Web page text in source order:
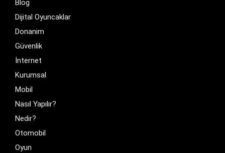
Blog
Dijital Oyuncaklar
Donanim
Güvenlik
İnternet
Kurumsal
Mobil
Nasıl Yapılır?
Nedir?
Otomobil
Oyun